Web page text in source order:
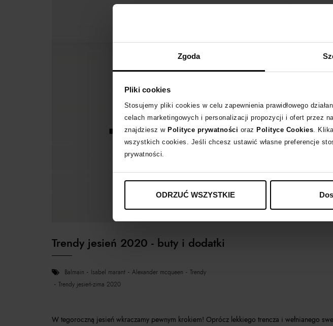
Zgoda
Pliki cookies
Stosujemy pliki cookies w celu zapewnienia prawidłowego
celach marketingowych i personalizacji propozycji i ofert przez
znajdziesz w Polityce prywatności oraz Polityce Cookies.
wszystkich cookies. Jeśli chcesz ustawić własne preferencje
prywatności.
ODRZUĆ WSZYSTKIE
Trendy jesień 2020 - buty i dodatki
balmain isabel marant alexander mcqueen
trendy
trendy jesień-zima 2020
W tegoroczną jesień wkraczamy pewnym krokiem! Oprócz lekkiego trencza i wełnianego